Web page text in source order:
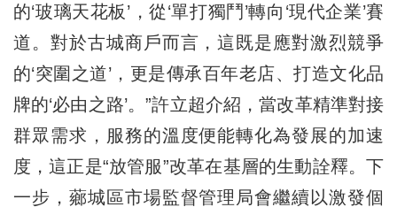
的‘玻璃天花板’，從‘單打獨鬥’轉向‘現代企業’賽
道。對於古城商戶而言，這既是應對激烈競爭
的‘突圍之道’，更是傳承百年老店、打造文化品
牌的‘必由之路’。”許立超介紹，當改革精準對接
群眾需求，服務的溫度便能轉化為發展的加速
度，這正是“放管服”改革在基層的生動詮釋。下
一步，薌城區市場監督管理局會繼續以激發個